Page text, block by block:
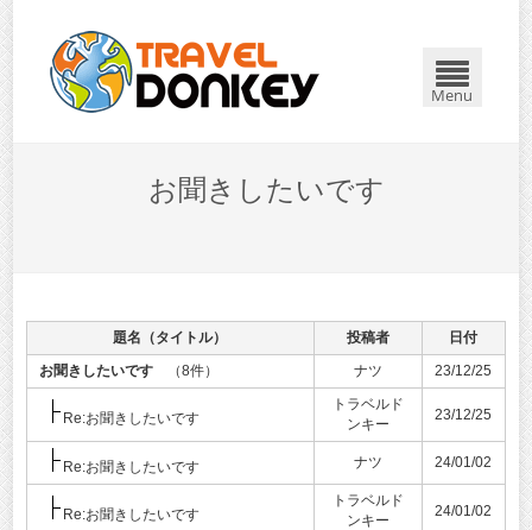
Menu
お聞きしたいです
題名（タイトル） 投稿者
日付
お聞きしたいです（8件） ナツ 23/12/25
Re:お聞きしたいです
トラベルド
ンキー
23/12/25
Re:お聞きしたいです ナツ 24/01/02
Re:お聞きしたいです
トラベルド
ンキー
24/01/02